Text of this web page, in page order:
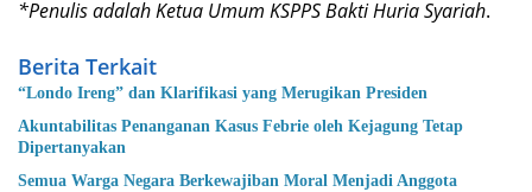
*Penulis adalah Ketua Umum KSPPS Bakti Huria Syariah.
Berita Terkait
“Londo Ireng” dan Klarifikasi yang Merugikan Presiden
Akuntabilitas Penanganan Kasus Febrie oleh Kejagung Tetap
Dipertanyakan
Semua Warga Negara Berkewajiban Moral Menjadi Anggota